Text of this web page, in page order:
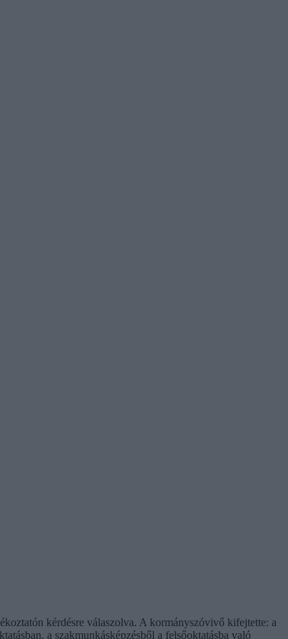
kérdésre válaszolva. A kormányszóvivő kifejtette: a
a szakmunkásképzésből a felsőoktatásba való